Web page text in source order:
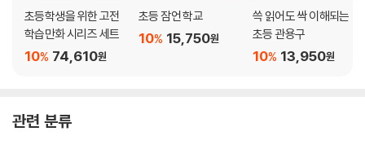
52. 양자택일 兩者擇一
53. 온고지신 溫故知新
54. 우왕좌왕 右往左往
55. 호사다마 好事多魔
초등학생을 위한 고전
학습만화 시리즈 세트
74,610원
10%
초등 잠언 학교
15,750원
10%
쓱 읽어도 싹 이해되는
초등 관용구
13,950원
10%
관련 분류